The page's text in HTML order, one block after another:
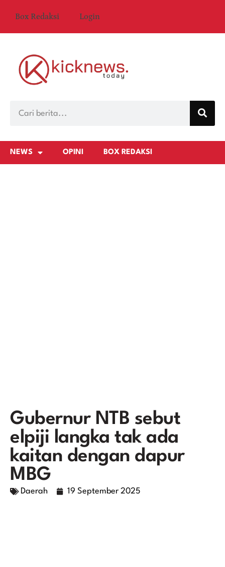
Box Redaksi Login
NEWS OPINI BOX REDAKSI
Gubernur NTB sebut
elpiji langka tak ada
kaitan dengan dapur
MBG
Daerah 19 September 2025